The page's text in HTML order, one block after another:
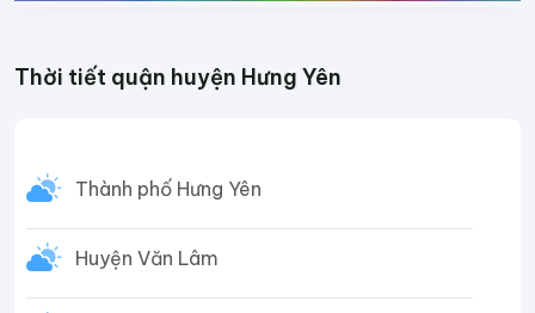
Thời tiết quận huyện Hưng Yên
Thành phố Hưng Yên
Huyện Văn Lâm